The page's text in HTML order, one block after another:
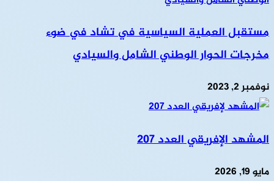
مستقبل العملية السياسية في تشاد في ضوء
مخرجات الحوار الوطني الشامل والسيادي
نوفمبر 2, 2023
المشهد الإفريقي العدد 207
مايو 19, 2026